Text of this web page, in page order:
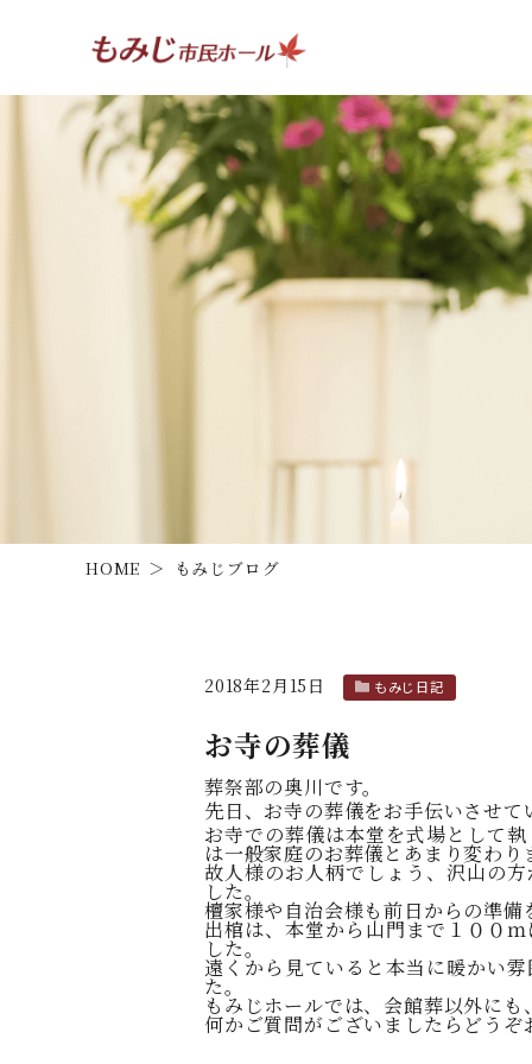
HOME もみじブログ
2018年2月15日 もみじ日記
お寺の葬儀
葬祭部の奥川です。
先日、お寺の葬儀をお手伝いさせ
お寺での葬儀は本堂を式場として
は一般家庭のお葬儀とあまり変わり
故人様のお人柄でしょう、沢山の
した。
檀家様や自治会様も前日からの準
出棺は、本堂から山門まで１００
した。
遠くから見ていると本当に暖かい
た。
もみじホールでは、会館葬以外に
何かご質問がございましたらどう